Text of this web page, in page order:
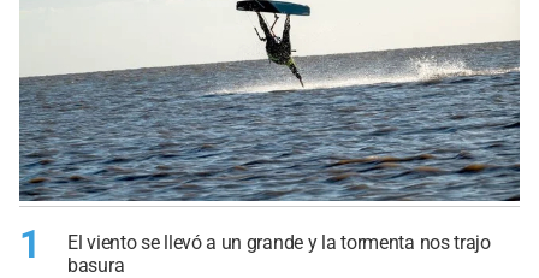
1
El viento se llevó a un grande y la tormenta nos trajo
basura